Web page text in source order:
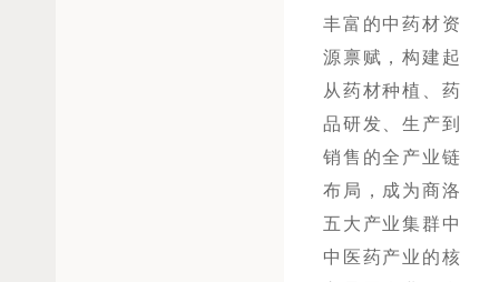
丰富的中药材资
源禀赋，构建起
从药材种植、药
品研发、生产到
销售的全产业链
布局，成为商洛
五大产业集群中
中医药产业的核